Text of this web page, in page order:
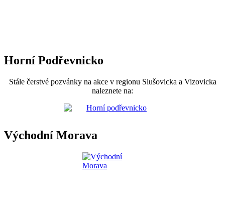
Horní Podřevnicko
Stále čerstvé pozvánky na akce v regionu Slušovicka a Vizovicka
naleznete na:
Východní Morava